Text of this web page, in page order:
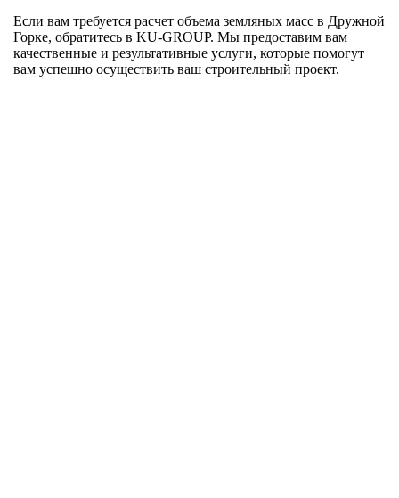
Если вам требуется расчет объема земляных масс в Дружной
Горке, обратитесь в KU-GROUP. Мы предоставим вам
качественные и результативные услуги, которые помогут
вам успешно осуществить ваш строительный проект.